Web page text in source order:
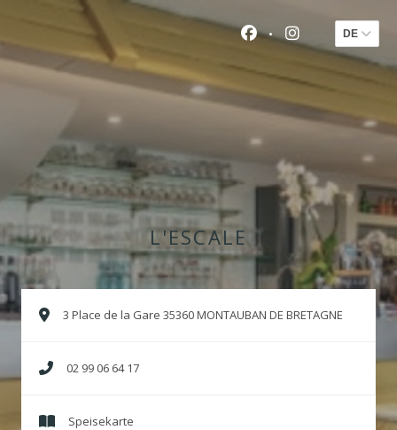
DE
Facebook ((öffnet
Instagram
L'ESCALE
3 Place de la Gare 35360 MONTAUBAN DE BRETAGNE ((öffnet
02 99 06 64 17
Speisekarte